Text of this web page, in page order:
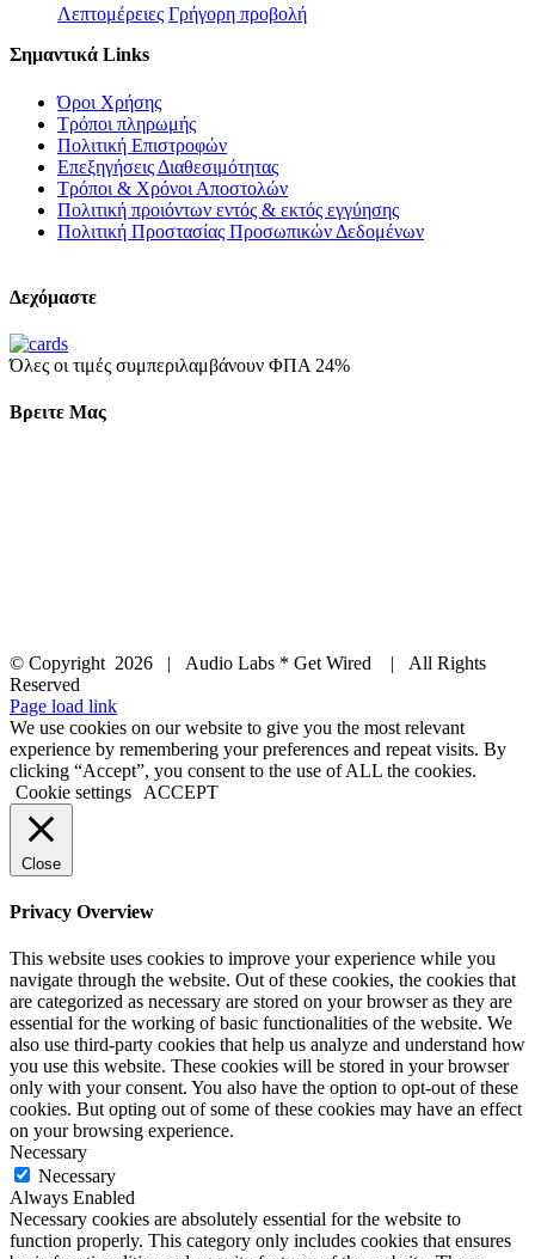
Λεπτομέρειες Γρήγορη προβολή
Σημαντικά Links
Όροι Χρήσης
Τρόποι πληρωμής
Πολιτική Επιστροφών
Επεξηγήσεις Διαθεσιμότητας
Τρόποι & Χρόνοι Αποστολών
Πολιτική προιόντων εντός & εκτός εγγύησης
Πολιτική Προστασίας Προσωπικών Δεδομένων
Δεχόμαστε
Όλες οι τιμές συμπεριλαμβάνουν ΦΠΑ 24%
Βρειτε Μας
© Copyright 2026 | Audio Labs * Get Wired | All Rights
Reserved
Facebook
Instagram
YouTube
LinkedIn
X
Page load link
We use cookies on our website to give you the most relevant
experience by remembering your preferences and repeat visits. By
clicking “Accept”, you consent to the use of ALL the cookies.
Cookie settings
ACCEPT
Close
Privacy Overview
This website uses cookies to improve your experience while you
navigate through the website. Out of these cookies, the cookies that
are categorized as necessary are stored on your browser as they are
essential for the working of basic functionalities of the website. We
also use third-party cookies that help us analyze and understand how
you use this website. These cookies will be stored in your browser
only with your consent. You also have the option to opt-out of these
cookies. But opting out of some of these cookies may have an effect
on your browsing experience.
Necessary
Necessary
Always Enabled
Necessary cookies are absolutely essential for the website to
function properly. This category only includes cookies that ensures